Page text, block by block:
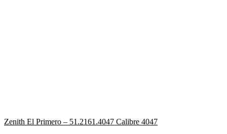
Zenith El Primero – 51.2161.4047 Calibre 4047